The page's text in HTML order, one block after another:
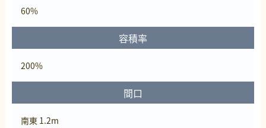
60%
容積率
200%
間口
南東 1.2m